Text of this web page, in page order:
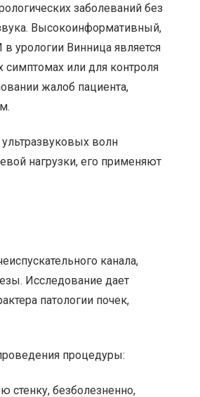
заболеваний без
Высокоинформативный,
урологии Винница является
симптомах или для контроля
жалоб пациента,
волн
нагрузки, его применяют
канала,
Исследование дает
патологии почек,
процедуры:
безболезненно,